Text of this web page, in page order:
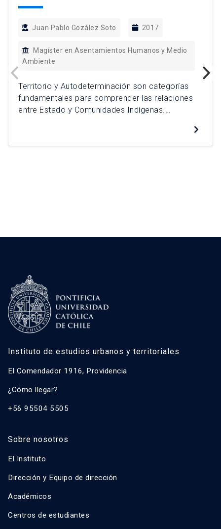
Juan Pablo Gozález Soto 2017
Magíster en Asentamientos Humanos y Medio
Ambiente
Territorio y Autodeterminación son categorías
fundamentales para comprender las relaciones
entre Estado y Comunidades Indígenas.
Calama, Provincia el Loa, Región de Antofagasta
Instituto de estudios urbanos y territoriales
El Comendador 1916, Providencia
¿Cómo llegar?
+56 95504 5505
Sobre nosotros
El Instituto
Dirección y Equipo de dirección
Académicos
Centros de estudiantes